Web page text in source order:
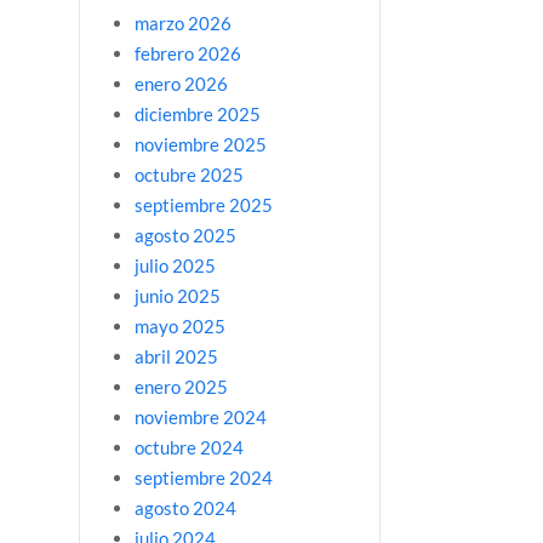
marzo 2026
febrero 2026
enero 2026
diciembre 2025
noviembre 2025
octubre 2025
septiembre 2025
agosto 2025
julio 2025
junio 2025
mayo 2025
abril 2025
enero 2025
noviembre 2024
octubre 2024
septiembre 2024
agosto 2024
julio 2024